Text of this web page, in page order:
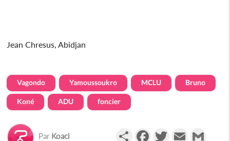
Jean Chresus, Abidjan
Vagondo Yamoussoukro MCLU Bruno
Koné ADU foncier
Par Koaci PartagerFacebookTwitterEmail